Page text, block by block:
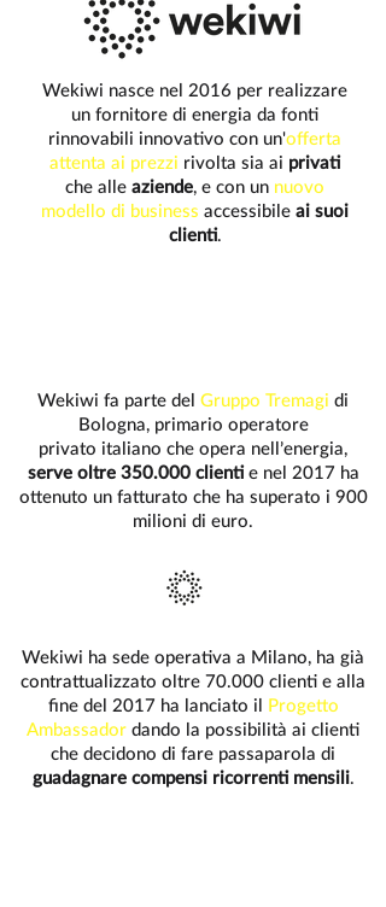
Wekiwi nasce nel 2016 per realizzare
un fornitore di energia da fonti
rinnovabili innovativo con un'offerta
attenta ai prezzi rivolta sia ai privati
che alle aziende, e con un nuovo
modello di business accessibile ai suoi
clienti.
Wekiwi fa parte del Gruppo Tremagi di
Bologna, primario operatore
privato italiano che opera nell’energia,
serve oltre 350.000 clientie nel 2017 ha
ottenuto un fatturato che ha superato i 900
milioni di euro.
Wekiwi ha sede operativa a Milano, ha già
contrattualizzato oltre 70.000 clienti e alla
fine del 2017 ha lanciato il Progetto
Ambassador dando la possibilità ai clienti
che decidono di fare passaparola di
guadagnare compensi ricorrenti mensili.